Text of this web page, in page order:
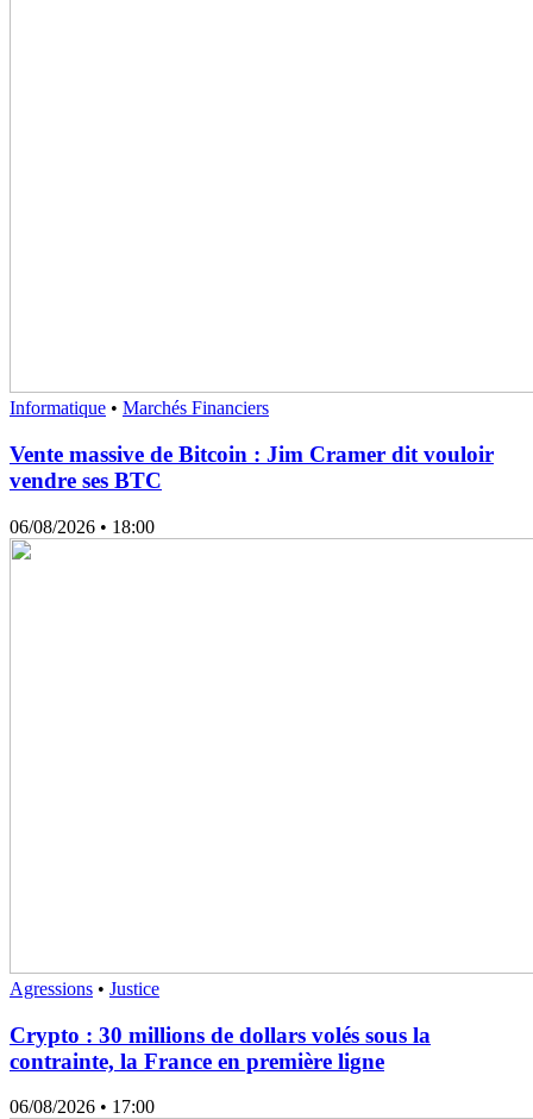
Informatique • Marchés Financiers
Vente massive de Bitcoin : Jim Cramer dit vouloir
vendre ses BTC
06/08/2026 • 18:00
Agressions • Justice
Crypto : 30 millions de dollars volés sous la
contrainte, la France en première ligne
06/08/2026 • 17:00